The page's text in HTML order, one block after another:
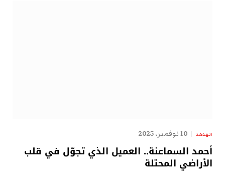
الهدهد 10 نوفمبر، 2025
أحمد السماعنة.. العميل الذي تجوّل في قلب
الأراضي المحتلة